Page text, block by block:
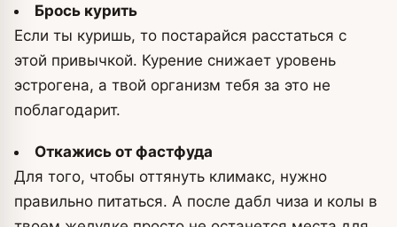
Брось курить
Если ты куришь, то постарайся расстаться с
этой привычкой. Курение снижает уровень
эстрогена, а твой организм тебя за это не
поблагодарит.
Откажись от фастфуда
Для того, чтобы оттянуть климакс, нужно
правильно питаться. А после дабл чиза и колы в